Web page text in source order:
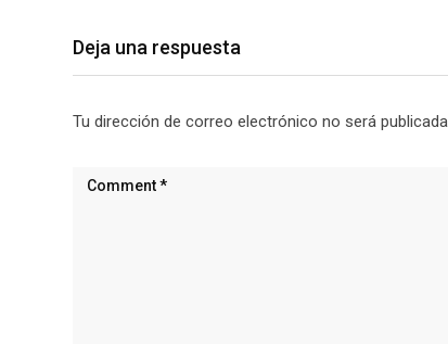
Deja una respuesta
Tu dirección de correo electrónico no será publicada.